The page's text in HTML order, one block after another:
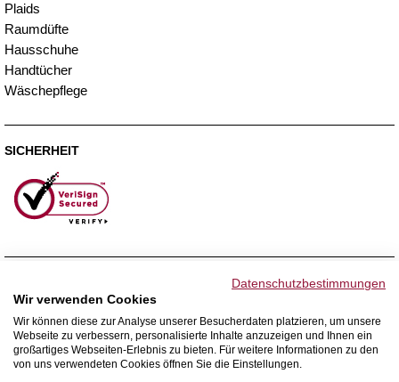
Plaids
Raumdüfte
Hausschuhe
Handtücher
Wäschepflege
SICHERHEIT
WIR VERSENDEN MIT
Datenschutzbestimmungen
Wir verwenden Cookies
Wir können diese zur Analyse unserer Besucherdaten platzieren, um unsere
Webseite zu verbessern, personalisierte Inhalte anzuzeigen und Ihnen ein
großartiges Webseiten-Erlebnis zu bieten. Für weitere Informationen zu den
von uns verwendeten Cookies öffnen Sie die Einstellungen.